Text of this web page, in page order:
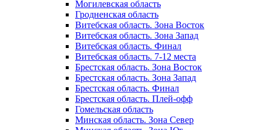
Могилевская область
Гродненская область
Витебская область. Зона Восток
Витебская область. Зона Запад
Витебская область. Финал
Витебская область. 7-12 места
Брестская область. Зона Восток
Брестская область. Зона Запад
Брестская область. Финал
Брестская область. Плей-офф
Гомельская область
Минская область. Зона Север